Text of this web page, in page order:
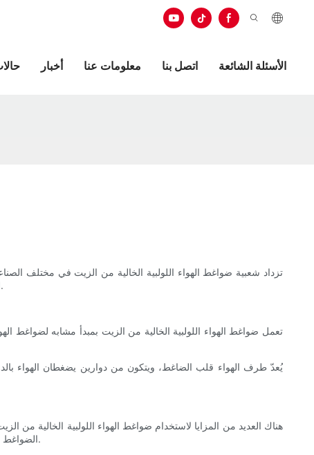
أخبار معلومات عنا اتصل بنا الأسئلة الشائعة
تزداد شعبية ضواغط الهواء اللولبية الخالية من الزيت في مختلف
الهواء اللولبية الخالية من الزيت تحديدًا؟ في هذه المقالة، سنلقي نظرة فاحصة على الأجزاء الداخلية لهذه الآلات المبتكرة لفهم آلية عملها بشكل أفضل.
تعمل ضواغط الهواء اللولبية الخالية من الزيت بمبدأ مشابه لضواغط
يُعدّ طرف الهواء قلب الضاغط، ويتكون من دوارين يضغطان الهواء
هناك العديد من المزايا لاستخدام ضواغط الهواء اللولبية الخالية من
الضواغط الخالية من الزيت هواءً خاليًا من جزيئات الزيت، مما يجعلها مناسبة للتطبيقات التي يُشكل فيها التلوث الزيتي مصدر قلق، مثل صناعات الأغذية والأدوية.